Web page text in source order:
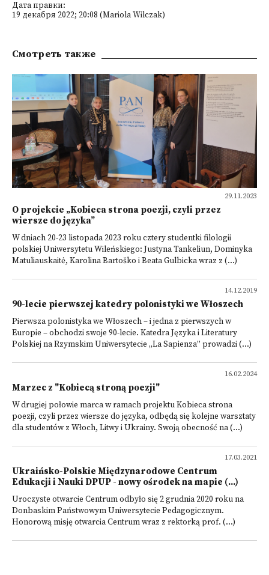
Дата правки:
19 декабря 2022; 20:08 (Mariola Wilczak)
Смотреть также
29.11.2023
O projekcie „Kobieca strona poezji, czyli przez
wiersze do języka”
W dniach 20-23 listopada 2023 roku cztery studentki filologii
polskiej Uniwersytetu Wileńskiego: Justyna Tankeliun, Dominyka
Matuliauskaitė, Karolina Bartoško i Beata Gulbicka wraz z (...)
14.12.2019
90-lecie pierwszej katedry polonistyki we Włoszech
Pierwsza polonistyka we Włoszech – i jedna z pierwszych w
Europie – obchodzi swoje 90-lecie. Katedra Języka i Literatury
Polskiej na Rzymskim Uniwersytecie „La Sapienza” prowadzi (...)
16.02.2024
Marzec z "Kobiecą stroną poezji"
W drugiej połowie marca w ramach projektu Kobieca strona
poezji, czyli przez wiersze do języka, odbędą się kolejne warsztaty
dla studentów z Włoch, Litwy i Ukrainy. Swoją obecność na (...)
17.03.2021
Ukraińsko-Polskie Międzynarodowe Centrum
Edukacji i Nauki DPUP - nowy ośrodek na mapie (...)
Uroczyste otwarcie Centrum odbyło się 2 grudnia 2020 roku na
Donbaskim Państwowym Uniwersytecie Pedagogicznym.
Honorową misję otwarcia Centrum wraz z rektorką prof. (...)